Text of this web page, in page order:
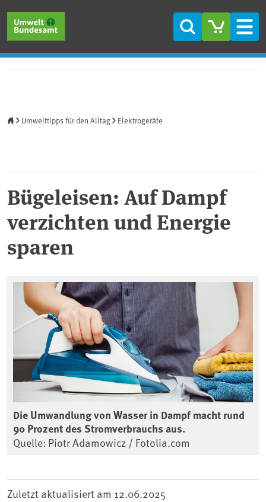
Suche
Umwelttipps für den Alltag Elektrogeräte
Bügeleisen: Auf Dampf
verzichten und Energie
sparen
Die Umwandlung von Wasser in Dampf macht rund
90 Prozent des Stromverbrauchs aus.
Quelle: Piotr Adamowicz / Fotolia.com
Zuletzt aktualisiert am 12.06.2025